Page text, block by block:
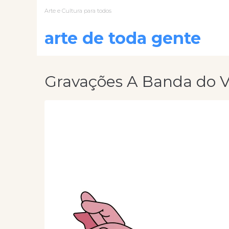
Arte e Cultura para todos
arte de toda gente
Gravações A Banda do